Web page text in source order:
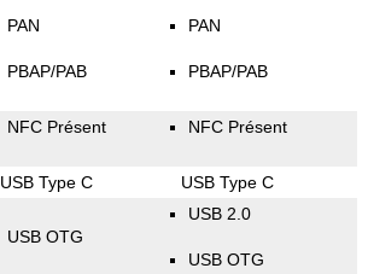
PAN
PBAP/PAB
PAN
PBAP/PAB
NFC Présent NFC Présent
USB Type C USB Type C
USB OTG
USB 2.0
USB OTG